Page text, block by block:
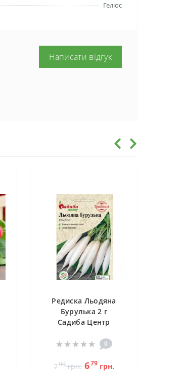
Геліос
Написати відгук
Редиска Льодяна
Бурулька 2 г
Садиба Центр
0
799грн. 679грн.